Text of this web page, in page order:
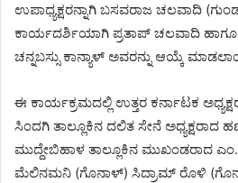
ಉಪಾಧ್ಯಕ್ಷರನ್ನಾಗಿ ಬಸವರಾಜ ಚಲವಾದಿ
ಕಾರ್ಯದರ್ಶಿಯಾಗಿ ಪ್ರತಾಪ್ ಚಲವಾದಿ
ಚನ್ನಬಸ್ಸು ಕಾನ್ಯಾಳ್ ಅವರನ್ನು ಆಯ್ಕೆ
ಈ ಕಾರ್ಯಕ್ರಮದಲ್ಲಿ ಉತ್ತರ ಕರ್ನಾಟಕ
ಸಿಂದಗಿ ತಾಲ್ಲೂಕಿನ ದಲಿತ ಸೇನೆ
ಮುದ್ದೇಬಿಹಾಳ ತಾಲ್ಲೂಕಿನ ಮುಖಂಡರಾದ
ಮೆಲಿನಮನಿ (ಗೊನಾಳ್) ಸಿದ್ರಾಮ್‌ ರೊಳಿ